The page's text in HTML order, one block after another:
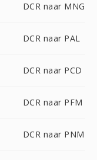
DCR naar MNG
DCR naar PAL
DCR naar PCD
DCR naar PFM
DCR naar PNM